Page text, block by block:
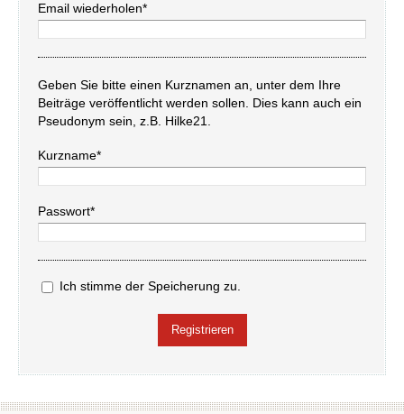
Email wiederholen*
Geben Sie bitte einen Kurznamen an, unter dem Ihre
Beiträge veröffentlicht werden sollen. Dies kann auch ein
Pseudonym sein, z.B. Hilke21.
Kurzname*
Passwort*
Ich stimme der Speicherung zu.